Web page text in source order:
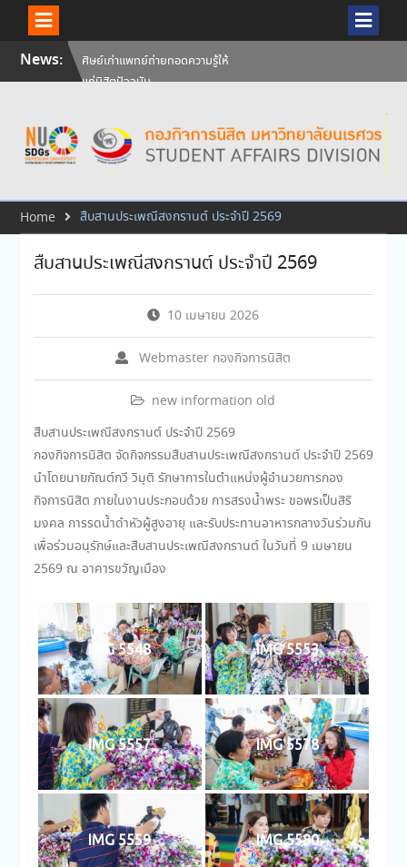
SkipNews:
ศิษย์เก่าแพทย์ถ่ายทอดความรู้ให้
แก่นิสิตปัจจุบัน
นเรศวร ครบรอบ 36 ปี 29
กรกฎาคม 2569
สัมภาษณ์นิสิตเพื่อพิจารณาเข้ารับ
ประจำปีการศึกษา 256
Home สืบสานประเพณีสงกรานต์ ประจำปี 2569
สืบสานประเพณีสงกรานต์ ประจำปี 2569
10 เมษายน 2026
Webmaster กองกิจการนิสิต
new information old
สืบสานประเพณีสงกรานต์ ประจำปี 2569
กองกิจการนิสิต จัดกิจกรรมสืบสานประเพณีสงกรานต์ ประจำปี 2569
นำโดยนายกัณต์กวี วิมุติ รักษาการในตำแหน่งผู้อำนวยการกอง
กิจการนิสิต ภายในงานประกอบด้วย การสรงน้ำพระ ขอพรเป็นสิริ
มงคล การรดน้ำดำหัวผู้สูงอายุ และรับประทานอาหารกลางวันร่วมกัน
เพื่อร่วมอนุรักษ์และสืบสานประเพณีสงกรานต์ ในวันที่ 9 เมษายน
2569 ณ อาคารขวัญเมือง
IMG 5548 IMG 5553
IMG 5557 IMG 5578
IMG 5559 IMG 5580